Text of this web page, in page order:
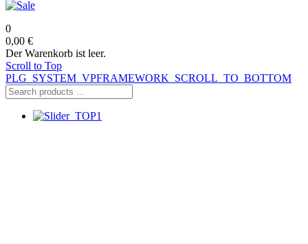
0
0,00 €
Der Warenkorb ist leer.
Scroll to Top
PLG_SYSTEM_VPFRAMEWORK_SCROLL_TO_BOTTOM